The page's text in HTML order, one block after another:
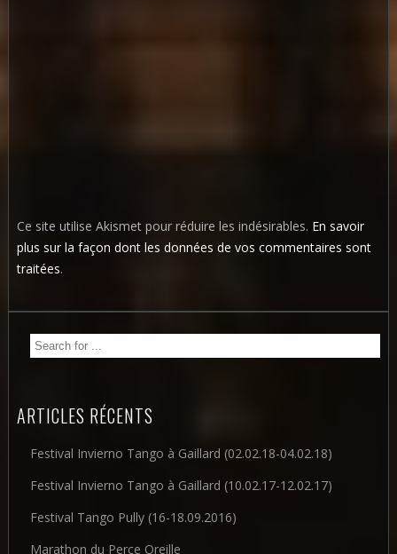
Ce site utilise Akismet pour réduire les indésirables. En savoir
plus sur la façon dont les données de vos commentaires sont
traitées.
ARTICLES RÉCENTS
Festival Invierno Tango à Gaillard (02.02.18-04.02.18)
Festival Invierno Tango à Gaillard (10.02.17-12.02.17)
Festival Tango Pully (16-18.09.2016)
Marathon du Perce Oreille